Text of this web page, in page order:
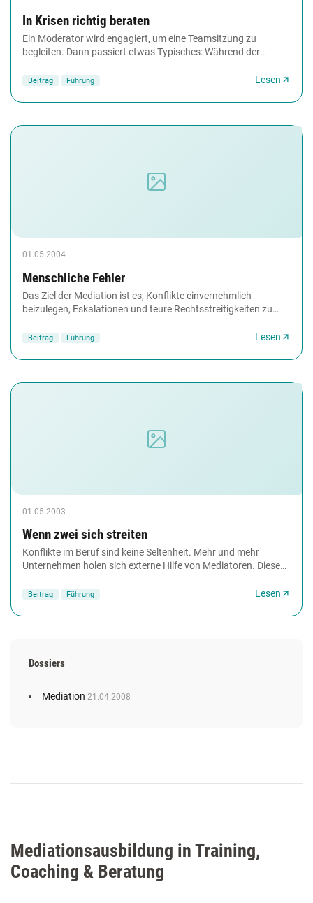
In Krisen richtig beraten
Ein Moderator wird engagiert, um eine Teamsitzung zu
begleiten. Dann passiert etwas Typisches: Während der
Beitrag Führung Lesen
01.05.2004
Menschliche Fehler
Das Ziel der Mediation ist es, Konflikte einvernehmlich
beizulegen, Eskalationen und teure Rechtsstreitigkeiten zu
Beitrag Führung Lesen
01.05.2003
Wenn zwei sich streiten
Konflikte im Beruf sind keine Seltenheit. Mehr und mehr
Unternehmen holen sich externe Hilfe von Mediatoren. Diese
Beitrag Führung Lesen
Dossiers
Mediation 21.04.2008
Mediationsausbildung in Training,
Coaching & Beratung